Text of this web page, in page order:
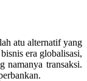
atu alternatif yang
era globalisasi,
namanya transaksi.